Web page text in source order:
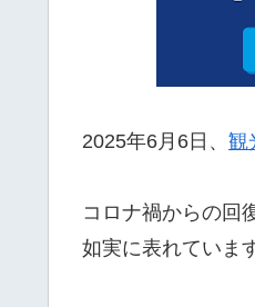
2025年6月6日、 観
コロナ禍からの回
如実に表れていま